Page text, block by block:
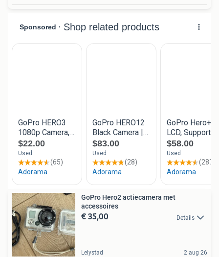
GoPro Hero2 actiecamera met
accessoires
€ 35,00 Details
Lelystad 2 aug 26